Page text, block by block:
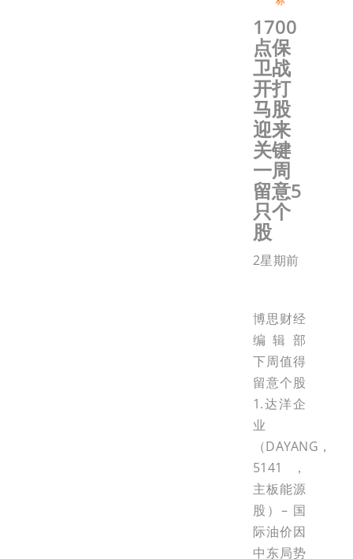
1700
点保
卫战
开打
马股
迎来
关键
一周
留意5
只个
股
2星期前
博思财经
编辑部
下周值得
留意个股
1.达洋企
业
（DAYANG，
5141，
主板能源
股）– 国
际油价因
中东局势